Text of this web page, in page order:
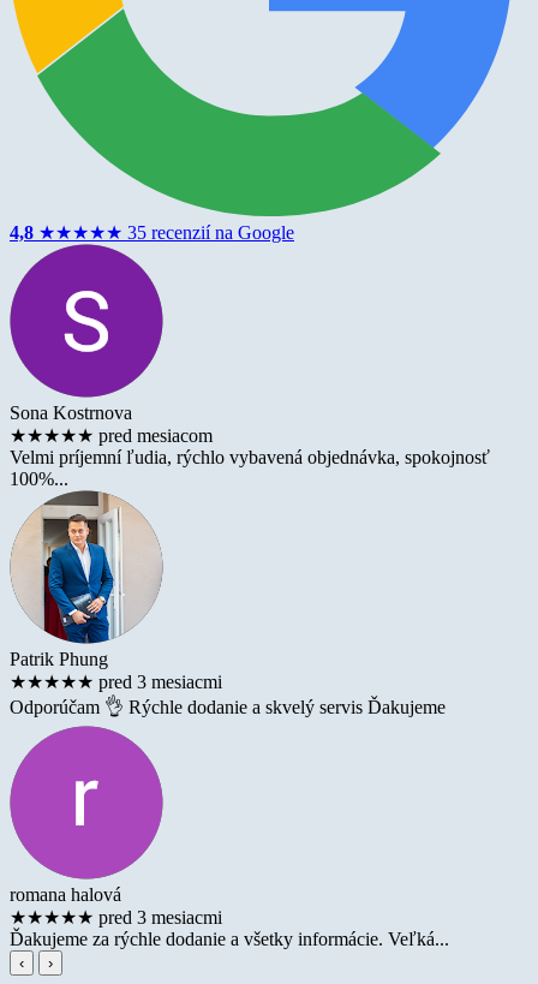
4,8 ★★★★★ 35 recenzií na Google
Sona Kostrnova
★★★★★ pred mesiacom
Velmi príjemní ľudia, rýchlo vybavená objednávka, spokojnosť
100%...
Patrik Phung
★★★★★ pred 3 mesiacmi
Odporúčam 👌 Rýchle dodanie a skvelý servis Ďakujeme
romana halová
★★★★★ pred 3 mesiacmi
Ďakujeme za rýchle dodanie a všetky informácie. Veľká...
‹ ›